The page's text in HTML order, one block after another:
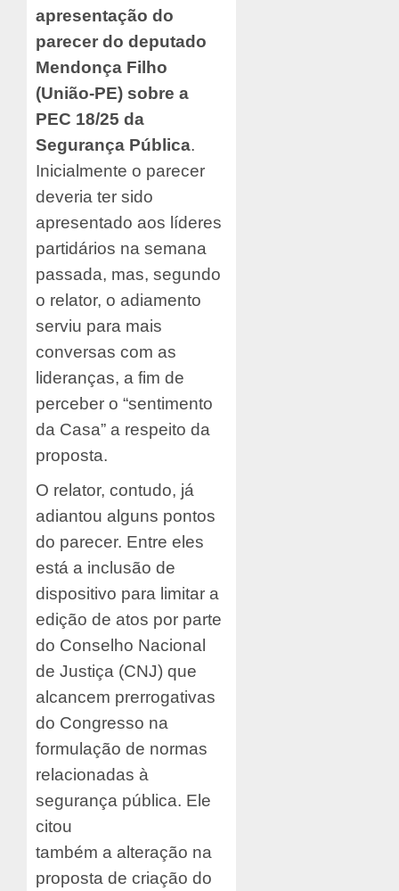
apresentação do
parecer do deputado
Mendonça Filho
(União-PE) sobre a
PEC 18/25 da
Segurança Pública.
Inicialmente o parecer
deveria ter sido
apresentado aos líderes
partidários na semana
passada, mas, segundo
o relator, o adiamento
serviu para mais
conversas com as
lideranças, a fim de
perceber o “sentimento
da Casa” a respeito da
proposta.
O relator, contudo, já
adiantou alguns pontos
do parecer. Entre eles
está a inclusão de
dispositivo para limitar a
edição de atos por parte
do Conselho Nacional
de Justiça (CNJ) que
alcancem prerrogativas
do Congresso na
formulação de normas
relacionadas à
segurança pública. Ele
citou
também a alteração na
proposta de criação do